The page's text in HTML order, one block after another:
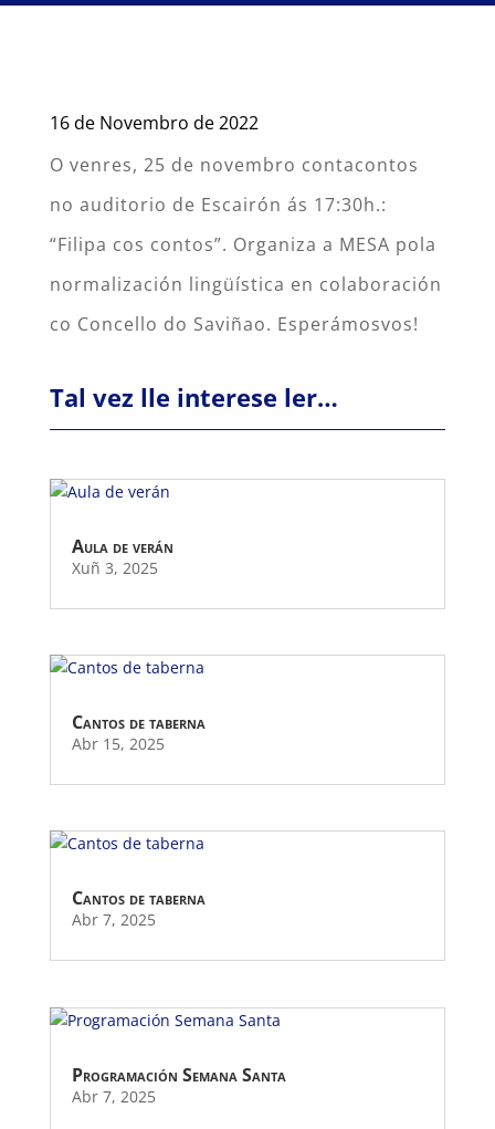
16 de Novembro de 2022
O venres, 25 de novembro contacontos
no auditorio de Escairón ás 17:30h.:
“Filipa cos contos”. Organiza a MESA pola
normalización lingüística en colaboración
co Concello do Saviñao. Esperámosvos!
Tal vez lle interese ler…
Aula de verán
Xuñ 3, 2025
Cantos de taberna
Abr 15, 2025
Cantos de taberna
Abr 7, 2025
Programación Semana Santa
Abr 7, 2025